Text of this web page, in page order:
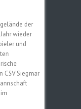
der
wieder
und
CSV Siegmar